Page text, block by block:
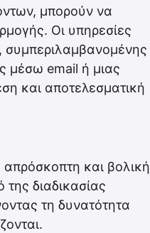
μπορούν να
Οι υπηρεσίες
συμπεριλαμβανομένης
μέσω email ή μιας
και αποτελεσματική
και βολική
διαδικασίας
τη δυνατότητα